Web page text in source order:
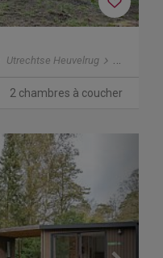
Utrechtse Heuvelrug Doorn
2 chambres à coucher